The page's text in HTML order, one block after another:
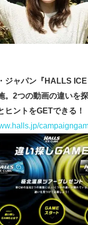
ジャパン『HALLS
。2つの動画の違いを
ヒントをGETできる！